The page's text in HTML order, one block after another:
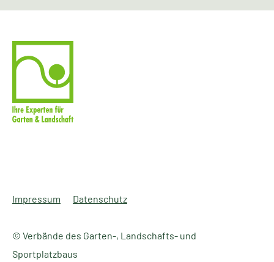
© Verbände des Garten-, Landschafts- und
Sportplatzbaus
Impressum Datenschutz